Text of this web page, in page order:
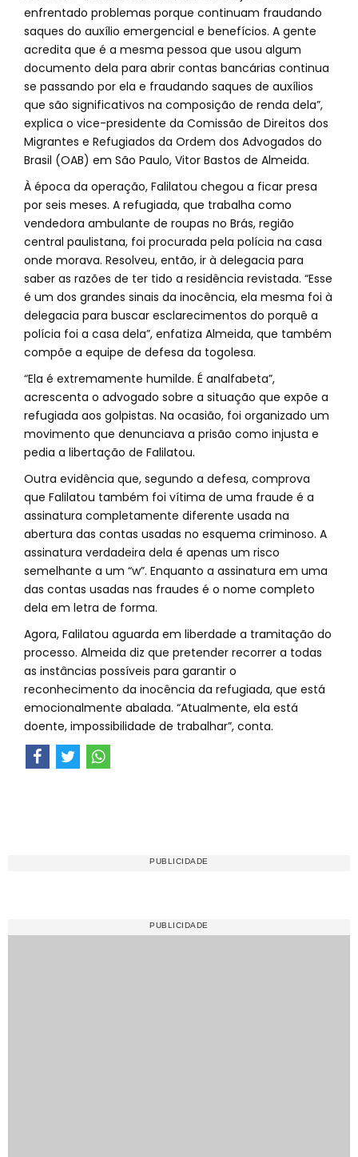
enfrentado problemas porque continuam fraudando
saques do auxílio emergencial e benefícios. A gente
acredita que é a mesma pessoa que usou algum
documento dela para abrir contas bancárias continua
se passando por ela e fraudando saques de auxílios
que são significativos na composição de renda dela”,
explica o vice-presidente da Comissão de Direitos dos
Migrantes e Refugiados da Ordem dos Advogados do
Brasil (OAB) em São Paulo, Vitor Bastos de Almeida.
À época da operação, Falilatou chegou a ficar presa
por seis meses. A refugiada, que trabalha como
vendedora ambulante de roupas no Brás, região
central paulistana, foi procurada pela polícia na casa
onde morava. Resolveu, então, ir à delegacia para
saber as razões de ter tido a residência revistada. “Esse
é um dos grandes sinais da inocência, ela mesma foi à
delegacia para buscar esclarecimentos do porquê a
polícia foi a casa dela”, enfatiza Almeida, que também
compõe a equipe de defesa da togolesa.
“Ela é extremamente humilde. É analfabeta”,
acrescenta o advogado sobre a situação que expõe a
refugiada aos golpistas. Na ocasião, foi organizado um
movimento que denunciava a prisão como injusta e
pedia a libertação de Falilatou.
Outra evidência que, segundo a defesa, comprova
que Falilatou também foi vítima de uma fraude é a
assinatura completamente diferente usada na
abertura das contas usadas no esquema criminoso. A
assinatura verdadeira dela é apenas um risco
semelhante a um “w”. Enquanto a assinatura em uma
das contas usadas nas fraudes é o nome completo
dela em letra de forma.
Agora, Falilatou aguarda em liberdade a tramitação do
processo. Almeida diz que pretender recorrer a todas
as instâncias possíveis para garantir o
reconhecimento da inocência da refugiada, que está
emocionalmente abalada. “Atualmente, ela está
doente, impossibilidade de trabalhar”, conta.